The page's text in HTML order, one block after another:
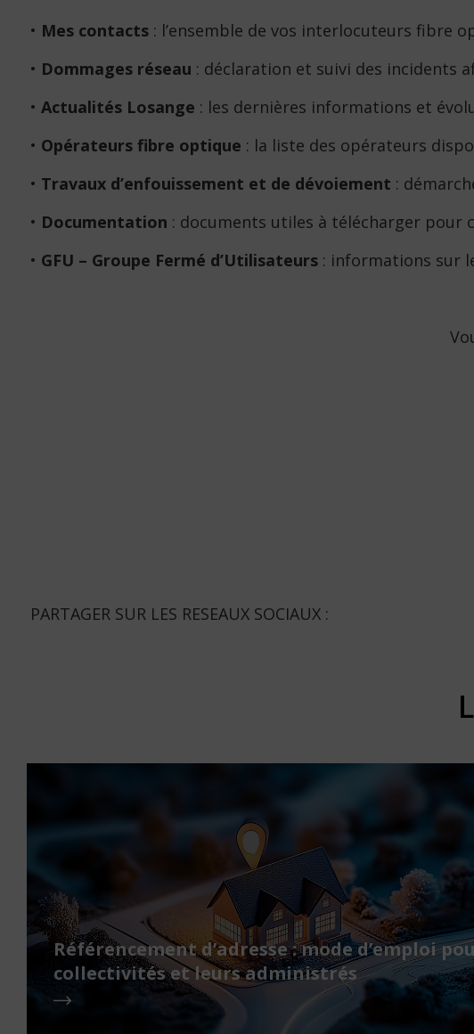
• Mes contacts: l’ensemble de vos interlocuteurs fibre
• Dommages réseau : déclaration et suivi des incidents
• Actualités Losange : les dernières informations et
• Opérateurs fibre optique : la liste des opérateurs
• Travaux d’enfouissement et de dévoiement :
• Documentation : documents utiles à télécharger
• GFU – Groupe Fermé d’Utilisateurs: informations sur
PARTAGER SUR LES RESEAUX SOCIAUX :
Référencement d’adresse : mode d’emploi
collectivités et leurs administrés